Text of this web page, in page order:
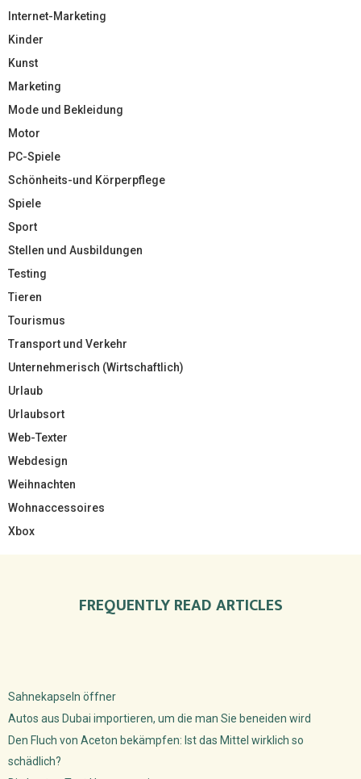
Internet-Marketing
Kinder
Kunst
Marketing
Mode und Bekleidung
Motor
PC-Spiele
Schönheits-und Körperpflege
Spiele
Sport
Stellen und Ausbildungen
Testing
Tieren
Tourismus
Transport und Verkehr
Unternehmerisch (Wirtschaftlich)
Urlaub
Urlaubsort
Web-Texter
Webdesign
Weihnachten
Wohnaccessoires
Xbox
FREQUENTLY READ ARTICLES
Sahnekapseln öffner
Autos aus Dubai importieren, um die man Sie beneiden wird
Den Fluch von Aceton bekämpfen: Ist das Mittel wirklich so
schädlich?